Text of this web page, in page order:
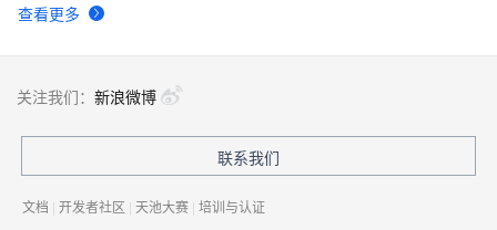
查看更多
关注我们： 新浪微博
联系我们
文档 | 开发者社区 | 天池大赛 | 培训与认证